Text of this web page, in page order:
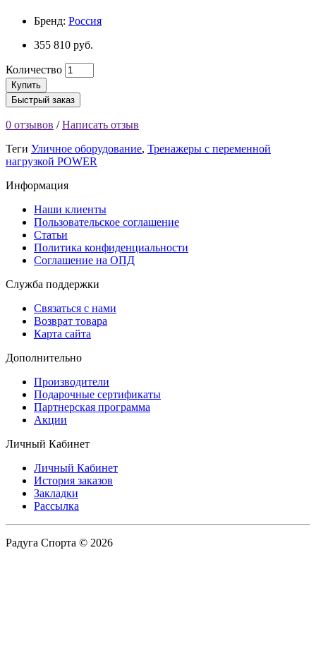
Бренд: Россия
355 810 руб.
Количество
Купить
Быстрый заказ
0 отзывов /Написать отзыв
Теги Уличное оборудование, Тренажеры с переменной
нагрузкой POWER
Информация
Наши клиенты
Пользовательское соглашение
Статьи
Политика конфиденциальности
Соглашение на ОПД
Служба поддержки
Связаться с нами
Возврат товара
Карта сайта
Дополнительно
Производители
Подарочные сертификаты
Партнерская программа
Акции
Личный Кабинет
Личный Кабинет
История заказов
Закладки
Рассылка
Радуга Спорта © 2026